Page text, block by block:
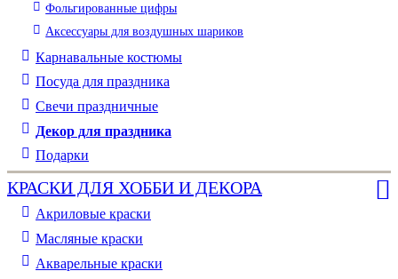
Фольгированные цифры
Аксессуары для воздушных шариков
Карнавальные костюмы
Посуда для праздника
Свечи праздничные
Декор для праздника
Подарки
КРАСКИ ДЛЯ ХОББИ И ДЕКОРА
Акриловые краски
Масляные краски
Акварельные краски